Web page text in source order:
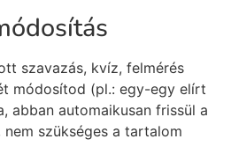
szavazás, kvíz, felmérés
módosítod (pl.: egy-egy elírt
abban automaikusan frissül a
szükséges a tartalom